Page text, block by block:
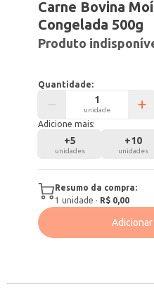
Carne Bovina
Congelada 500g
Produto
Quantidade:
unidade
Adicione mais:
+5
unidades
+10
unidades
Resumo da compra:
1 unidade · R$ 0,00